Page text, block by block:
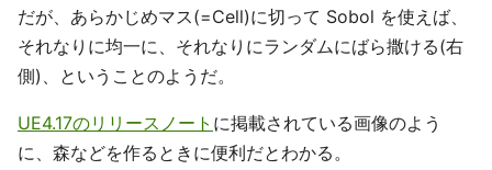
だが、あらかじめマス(=Cell)に切って Sobol を使えば、
それなりに均一に、それなりにランダムにばら撒ける(右
側)、ということのようだ。
UE4.17のリリースノート に掲載されている画像のよう
に、森などを作るときに便利だとわかる。